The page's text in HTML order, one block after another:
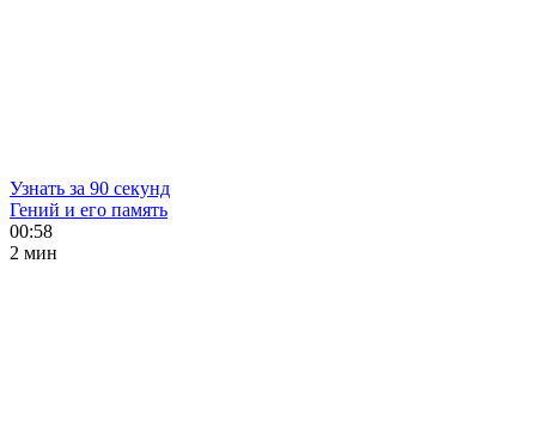
Узнать за 90 секунд
Гений и его память
00:58
2 мин